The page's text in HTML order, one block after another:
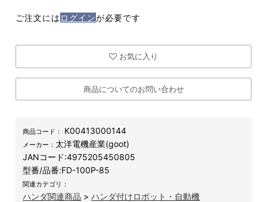
ご注文には ログインが必要です
お気に入り
商品についてのお問い合わせ
商品コード： K00413000144
メーカー： 太洋電機産業(goot)
JANコード:4975205450805
型番/品番:FD-100P-85
関連カテゴリ：
ハンダ関連商品 >ハンダ付けロボット・自動機